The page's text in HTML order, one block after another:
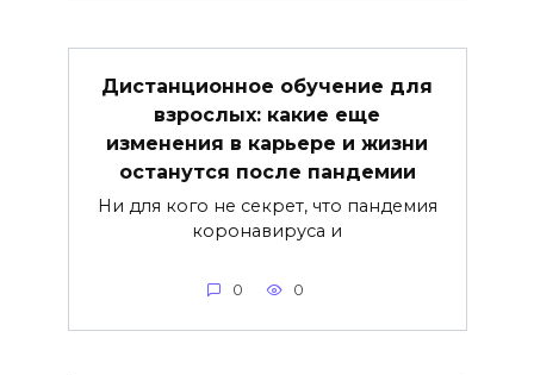
Дистанционное обучение для
взрослых: какие еще
изменения в карьере и жизни
останутся после пандемии
Ни для кого не секрет, что пандемия
коронавируса и
0 0